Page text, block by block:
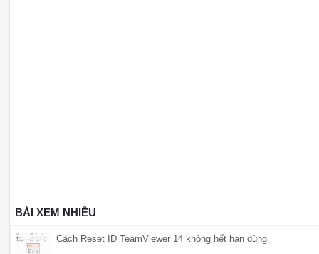
BÀI XEM NHIỀU
Cách Reset ID TeamViewer 14 không hết hạn dùng